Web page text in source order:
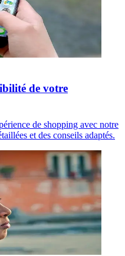
de votre
de shopping avec notre
et des conseils adaptés.